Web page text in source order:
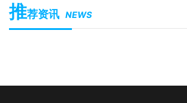
推荐资讯 NEWS